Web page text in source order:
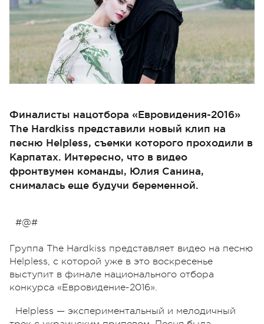
Финалисты нацотбора «Евровидения-2016»
The Hardkiss представили новый клип на
песню Helpless, съемки которого проходили в
Карпатах. Интересно, что в видео
фронтвумен команды, Юлия Санина,
снималась еще будучи беременной.
#@#
Группа The Hardkiss представляет видео на песню
Helpless, с которой уже в это воскресенье
выступит в финале национального отбора
конкурса «Евровидение-2016».
Helpless — экспериментальный и мелодичный